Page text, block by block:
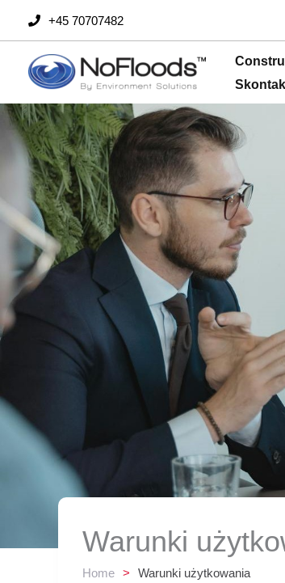
+45 70707482
Warunki
Home > Warunki użytkowania